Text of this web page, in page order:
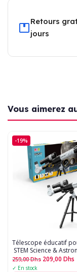
Retours
jours
Vous aimerez
-19%
Télescope éducatif
 STEM Science &
259,00Dhs 209,00 Dhs
✓ En stock